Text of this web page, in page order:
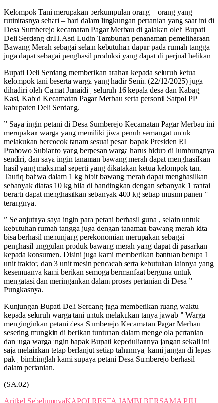
Kelompok Tani merupakan perkumpulan orang – orang yang
rutinitasnya sehari – hari dalam lingkungan pertanian yang saat ini di
Desa Sumberejo kecamatan Pagar Merbau di galakan oleh Bupati
Deli Serdang dr.H.Asri Ludin Tambunan penanaman pemeliharaan
Bawang Merah sebagai selain kebutuhan dapur pada rumah tangga
juga dapat sebagai penghasil produksi yang dapat di perjual belikan.
Bupati Deli Serdang memberikan arahan kepada seluruh ketua
kelompok tani beserta warga yang hadir Senin (22/12/2025) juga
dihadiri oleh Camat Junaidi , seluruh 16 kepala desa dan Kabag,
Kasi, Kabid Kecamatan Pagar Merbau serta personil Satpol PP
kabupaten Deli Serdang.
” Saya ingin petani di Desa Sumberejo Kecamatan Pagar Merbau ini
merupakan warga yang memiliki jiwa penuh semangat untuk
melakukan bercocok tanam sesuai pesan bapak Presiden RI
Prabowo Subianto yang berpesan warga harus hidup di lumbungnya
sendiri, dan saya ingin tanaman bawang merah dapat menghasilkan
hasil yang maksimal seperti yang dikatakan ketua kelompok tani
Taufiq bahwa dalam 1 kg bibit bawang merah dapat menghasilkan
sebanyak diatas 10 kg bila di bandingkan dengan sebanyak 1 rantai
berarti dapat menghasilkan sebanyak 400 kg setiap musim panen ”
terangnya.
” Selanjutnya saya ingin para petani berhasil guna , selain untuk
kebutuhan rumah tangga juga dengan tanaman bawang merah kita
bisa berhasil menunjang perekonomian merupakan sebagai
penghasil unggulan produk bawang merah yang dapat di pasarkan
kepada konsumen. Disini juga kami memberikan bantuan berupa 1
unit traktor, dan 3 unit mesin pencacah serta kebutuhan lainnya yang
kesemuanya kami berikan semoga bermanfaat berguna untuk
mengatasi dan meringankan dalam proses pertanian di Desa ”
Pungkasnya.
Kunjungan Bupati Deli Serdang juga memberikan ruang waktu
kepada seluruh warga tani untuk melakukan tanya jawab ” Warga
menginginkan petani desa Sumberejo Kecamatan Pagar Merbau
sesering mungkin di berikan tuntunan dalam mengelola pertanian
dan juga warga ingin bapak Bupati kepeduliannya jangan sekali ini
saja melainkan tetap berlanjut setiap tahunnya, kami jangan di lepas
pak , bimbinglah kami supaya petani Desa Sumberejo berhasil
dalam pertanian.
(SA.02)
Aritkel SebelumnyaKAPOLRESTA JAMBI BERSAMA PJU